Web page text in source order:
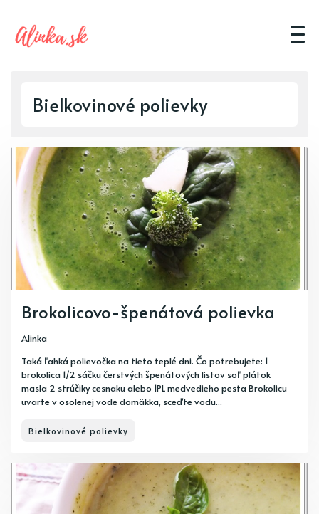
Bielkovinové polievky
Brokolicovo-špenátová polievka
Alinka
Taká ľahká polievočka na tieto teplé dni. Čo potrebujete: 1
brokolica 1/2 sáčku čerstvých špenátových listov soľ plátok
masla 2 strúčiky cesnaku alebo 1PL medvedieho pesta Brokolicu
uvarte v osolenej vode domäkka, sceďte vodu...
Bielkovinové polievky